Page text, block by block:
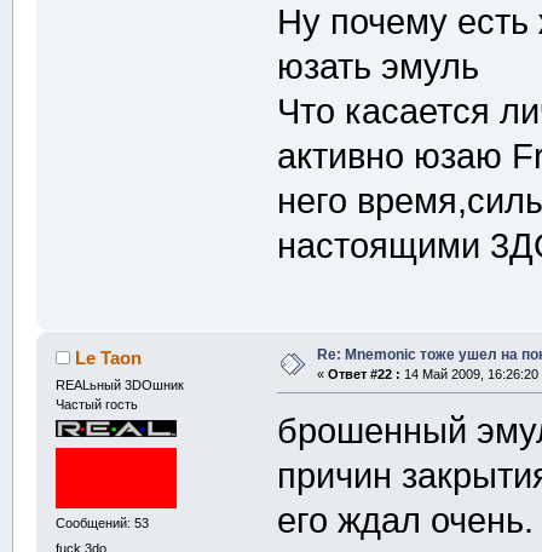
Ну почему есть
юзать эмуль
Что касается
активно юзаю
него
настоящими
Le Taon
REALьный 3DOшник
Частый гость
Сообщений: 53
fuck 3do
Re: Mnemonic тоже ушел на
« Ответ #22 : 14 Май 2009, 16:26:20
брошенный
причин
его ждал